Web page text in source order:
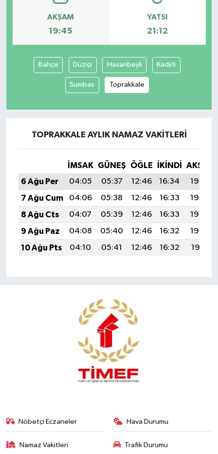
AKŞAM
19:45
YATSI
21:12
Bahçe Düziçi Hasanbeyli Kadirli
Sumbas Toprakkale
TOPRAKKALE AYLIK NAMAZ VAKITLERI
İMSAK GÜNEŞ ÖĞLE İKINDI
AKŞAM
6 Ağu Per
04:05 05:37 12:46 16:34
19:45
7 Ağu Cum
04:06 05:38 12:46 16:33
19:44
8 Ağu Cts
04:07 05:39 12:46 16:33
19:43
9 Ağu Paz
04:08 05:40 12:46 16:32
19:42
10 Ağu Pts
04:10 05:41 12:46 16:32 19:41
Nöbetçi Eczaneler Hava Durumu
Namaz Vakitleri Trafik Durumu